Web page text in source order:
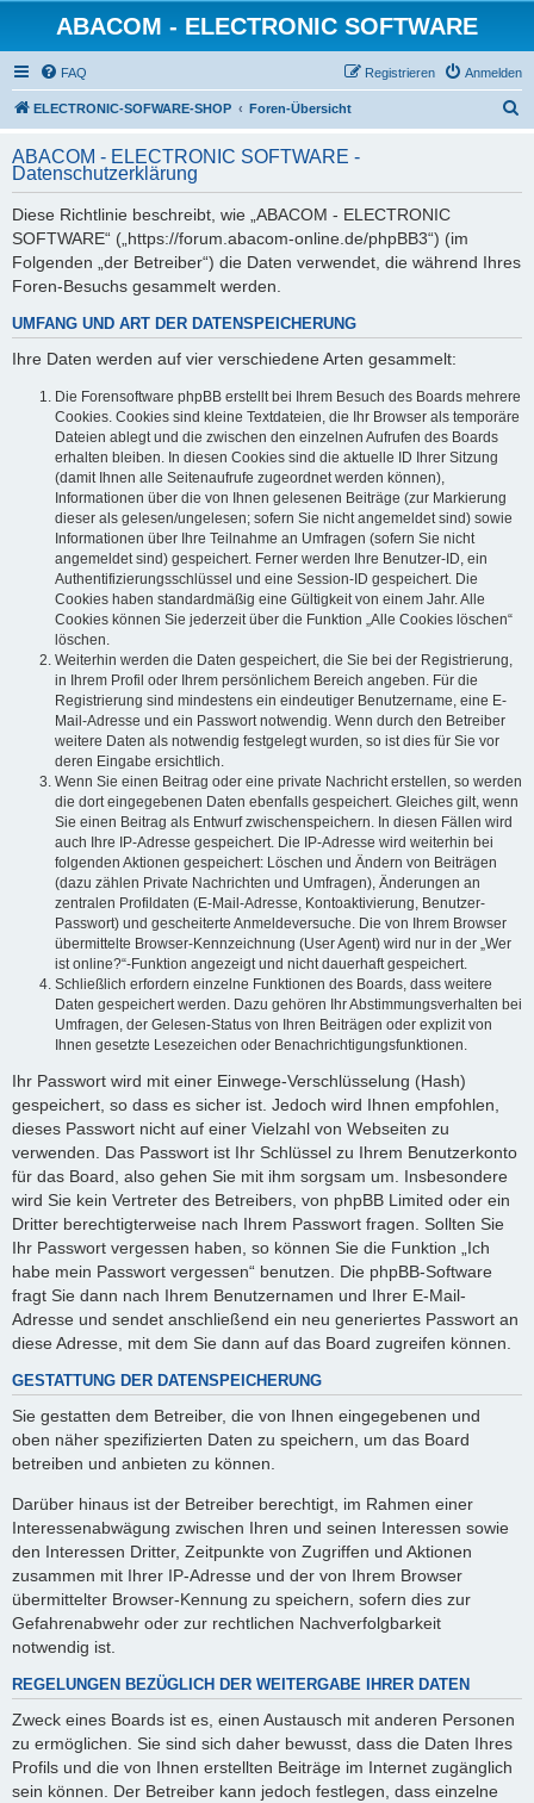
ABACOM - ELECTRONIC SOFTWARE
FAQ Anmelden
Registrieren
ELECTRONIC-SOFWARE-SHOP Foren-Übersicht
h
ABACOM - ELECTRONIC SOFTWARE -
Datenschutzerklärung
Diese Richtlinie beschreibt, wie „ABACOM - ELECTRONIC
SOFTWARE“ („https://forum.abacom-online.de/phpBB3“) (im
Folgenden „der Betreiber“) die Daten verwendet, die während Ihres
Foren-Besuchs gesammelt werden.
UMFANG UND ART DER DATENSPEICHERUNG
Ihre Daten werden auf vier verschiedene Arten gesammelt:
Die Forensoftware phpBB erstellt bei Ihrem Besuch des Boards mehrere
Cookies. Cookies sind kleine Textdateien, die Ihr Browser als temporäre
Dateien ablegt und die zwischen den einzelnen Aufrufen des Boards
erhalten bleiben. In diesen Cookies sind die aktuelle ID Ihrer Sitzung
(damit Ihnen alle Seitenaufrufe zugeordnet werden können),
Informationen über die von Ihnen gelesenen Beiträge (zur Markierung
dieser als gelesen/ungelesen; sofern Sie nicht angemeldet sind) sowie
Informationen über Ihre Teilnahme an Umfragen (sofern Sie nicht
angemeldet sind) gespeichert. Ferner werden Ihre Benutzer-ID, ein
Authentifizierungsschlüssel und eine Session-ID gespeichert. Die
Cookies haben standardmäßig eine Gültigkeit von einem Jahr. Alle
Cookies können Sie jederzeit über die Funktion „Alle Cookies löschen“
löschen.
Weiterhin werden die Daten gespeichert, die Sie bei der Registrierung,
in Ihrem Profil oder Ihrem persönlichem Bereich angeben. Für die
Registrierung sind mindestens ein eindeutiger Benutzername, eine E-
Mail-Adresse und ein Passwort notwendig. Wenn durch den Betreiber
weitere Daten als notwendig festgelegt wurden, so ist dies für Sie vor
deren Eingabe ersichtlich.
Wenn Sie einen Beitrag oder eine private Nachricht erstellen, so werden
die dort eingegebenen Daten ebenfalls gespeichert. Gleiches gilt, wenn
Sie einen Beitrag als Entwurf zwischenspeichern. In diesen Fällen wird
auch Ihre IP-Adresse gespeichert. Die IP-Adresse wird weiterhin bei
folgenden Aktionen gespeichert: Löschen und Ändern von Beiträgen
(dazu zählen Private Nachrichten und Umfragen), Änderungen an
zentralen Profildaten (E-Mail-Adresse, Kontoaktivierung, Benutzer-
Passwort) und gescheiterte Anmeldeversuche. Die von Ihrem Browser
übermittelte Browser-Kennzeichnung (User Agent) wird nur in der „Wer
ist online?“-Funktion angezeigt und nicht dauerhaft gespeichert.
Schließlich erfordern einzelne Funktionen des Boards, dass weitere
Daten gespeichert werden. Dazu gehören Ihr Abstimmungsverhalten bei
Umfragen, der Gelesen-Status von Ihren Beiträgen oder explizit von
Ihnen gesetzte Lesezeichen oder Benachrichtigungsfunktionen.
Ihr Passwort wird mit einer Einwege-Verschlüsselung (Hash)
gespeichert, so dass es sicher ist. Jedoch wird Ihnen empfohlen,
dieses Passwort nicht auf einer Vielzahl von Webseiten zu
verwenden. Das Passwort ist Ihr Schlüssel zu Ihrem Benutzerkonto
für das Board, also gehen Sie mit ihm sorgsam um. Insbesondere
wird Sie kein Vertreter des Betreibers, von phpBB Limited oder ein
Dritter berechtigterweise nach Ihrem Passwort fragen. Sollten Sie
Ihr Passwort vergessen haben, so können Sie die Funktion „Ich
habe mein Passwort vergessen“ benutzen. Die phpBB-Software
fragt Sie dann nach Ihrem Benutzernamen und Ihrer E-Mail-
Adresse und sendet anschließend ein neu generiertes Passwort an
diese Adresse, mit dem Sie dann auf das Board zugreifen können.
GESTATTUNG DER DATENSPEICHERUNG
Sie gestatten dem Betreiber, die von Ihnen eingegebenen und
oben näher spezifizierten Daten zu speichern, um das Board
betreiben und anbieten zu können.
Darüber hinaus ist der Betreiber berechtigt, im Rahmen einer
Interessenabwägung zwischen Ihren und seinen Interessen sowie
den Interessen Dritter, Zeitpunkte von Zugriffen und Aktionen
zusammen mit Ihrer IP-Adresse und der von Ihrem Browser
übermittelter Browser-Kennung zu speichern, sofern dies zur
Gefahrenabwehr oder zur rechtlichen Nachverfolgbarkeit
notwendig ist.
REGELUNGEN BEZÜGLICH DER WEITERGABE IHRER DATEN
Zweck eines Boards ist es, einen Austausch mit anderen Personen
zu ermöglichen. Sie sind sich daher bewusst, dass die Daten Ihres
Profils und die von Ihnen erstellten Beiträge im Internet zugänglich
sein können. Der Betreiber kann jedoch festlegen, dass einzelne